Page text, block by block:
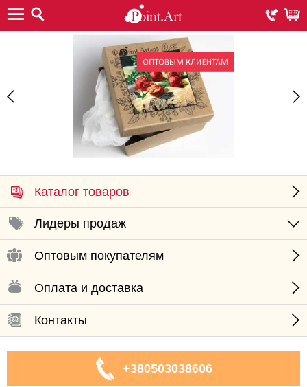
Каталог товаров
Лидеры продаж
Оптовым покупателям
Оплата и доставка
Контакты
+380503038606